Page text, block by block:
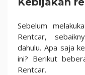
Sebelum
Rentcar,
dahulu. Apa saja
ini? Berikut
Rentcar.